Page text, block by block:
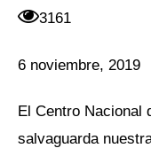
3161
6 noviembre, 2019
El Centro Nacional
salvaguarda